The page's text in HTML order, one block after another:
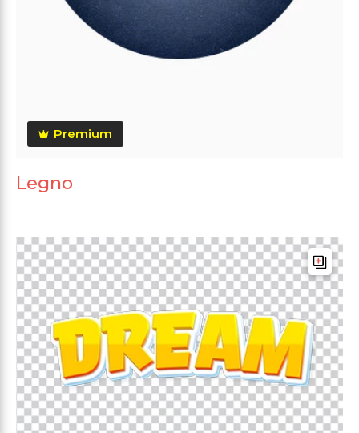
Premium
Legno